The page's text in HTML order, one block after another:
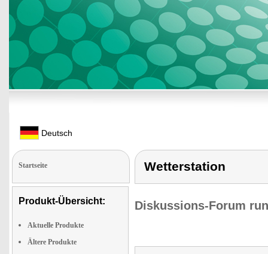
Deutsch
Startseite
Produkt-Übersicht:
Aktuelle Produkte
Ältere Produkte
Wetterstation
Diskussions-Forum